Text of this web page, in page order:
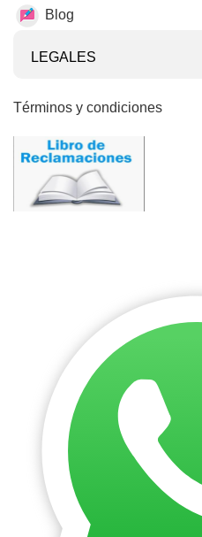
Blog
LEGALES
Términos y condiciones